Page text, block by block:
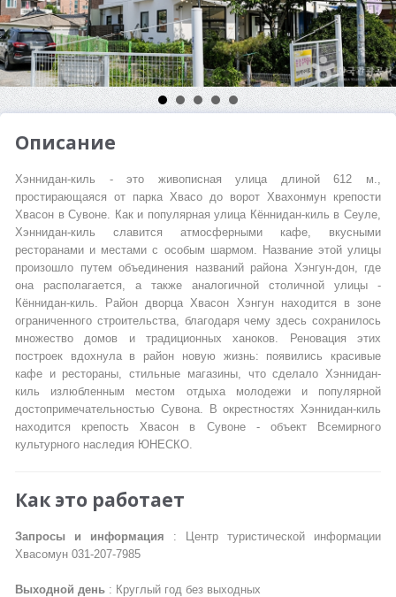
Описание
Хэннидан-киль - это живописная улица длиной 612 м.,
простирающаяся от парка Хвасо до ворот Хвахонмун крепости
Хвасон в Сувоне. Как и популярная улица Кённидан-киль в Сеуле,
Хэннидан-киль славится атмосферными кафе, вкусными
ресторанами и местами с особым шармом. Название этой улицы
произошло путем объединения названий района Хэнгун-дон, где
она располагается, а также аналогичной столичной улицы -
Кённидан-киль. Район дворца Хвасон Хэнгун находится в зоне
ограниченного строительства, благодаря чему здесь сохранилось
множество домов и традиционных ханоков. Реновация этих
построек вдохнула в район новую жизнь: появились красивые
кафе и рестораны, стильные магазины, что сделало Хэннидан-
киль излюбленным местом отдыха молодежи и популярной
достопримечательностью Сувона. В окрестностях Хэннидан-киль
находится крепость Хвасон в Сувоне - объект Всемирного
культурного наследия ЮНЕСКО.
Как это работает
Запросы и информация : Центр туристической информации
Хвасомун 031-207-7985
Выходной день : Круглый год без выходных